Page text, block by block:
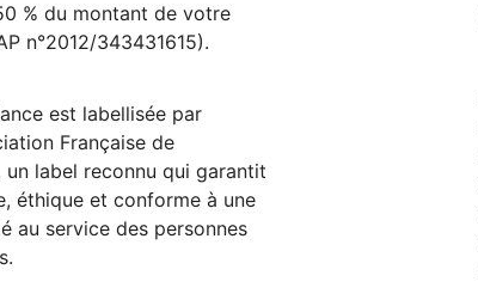
% du montant de votre
n°2012/343431615).
est labellisée par
Française de
un label reconnu qui garantit
éthique et conforme à une
au service des personnes